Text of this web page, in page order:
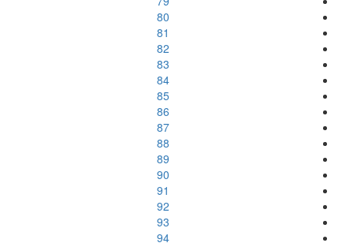
80
81
82
83
84
85
86
87
88
89
90
91
92
93
94